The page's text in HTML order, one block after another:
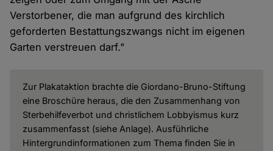
Verstorbener, die man aufgrund des kirchlich
geforderten Bestattungszwangs nicht im eigenen
Garten verstreuen darf."
Zur Plakataktion brachte die Giordano-Bruno-Stiftung
eine Broschüre heraus, die den Zusammenhang von
Sterbehilfeverbot und christlichem Lobbyismus kurz
zusammenfasst (siehe Anlage). Ausführliche
Hintergrundinformationen zum Thema finden Sie in